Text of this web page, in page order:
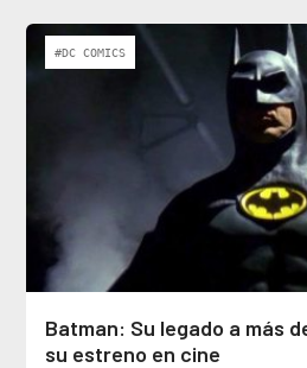
#DC COMICS
Batman: Su legado a más
su estreno en cine